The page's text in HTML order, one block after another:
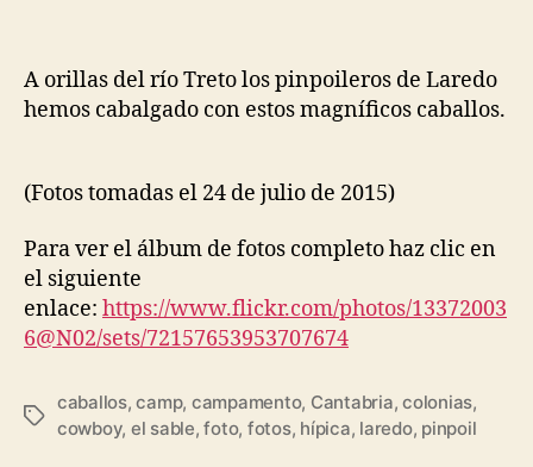
A orillas del río Treto los pinpoileros de Laredo
hemos cabalgado con estos magníficos caballos.
(Fotos tomadas el 24 de julio de 2015)
Para ver el álbum de fotos completo haz clic en
el siguiente
enlace: https://www.flickr.com/photos/13372003
6@N02/sets/72157653953707674
caballos,camp, campamento, Cantabria,colonias,
cowboy, el sable,foto, fotos, hípica, laredo, pinpoil